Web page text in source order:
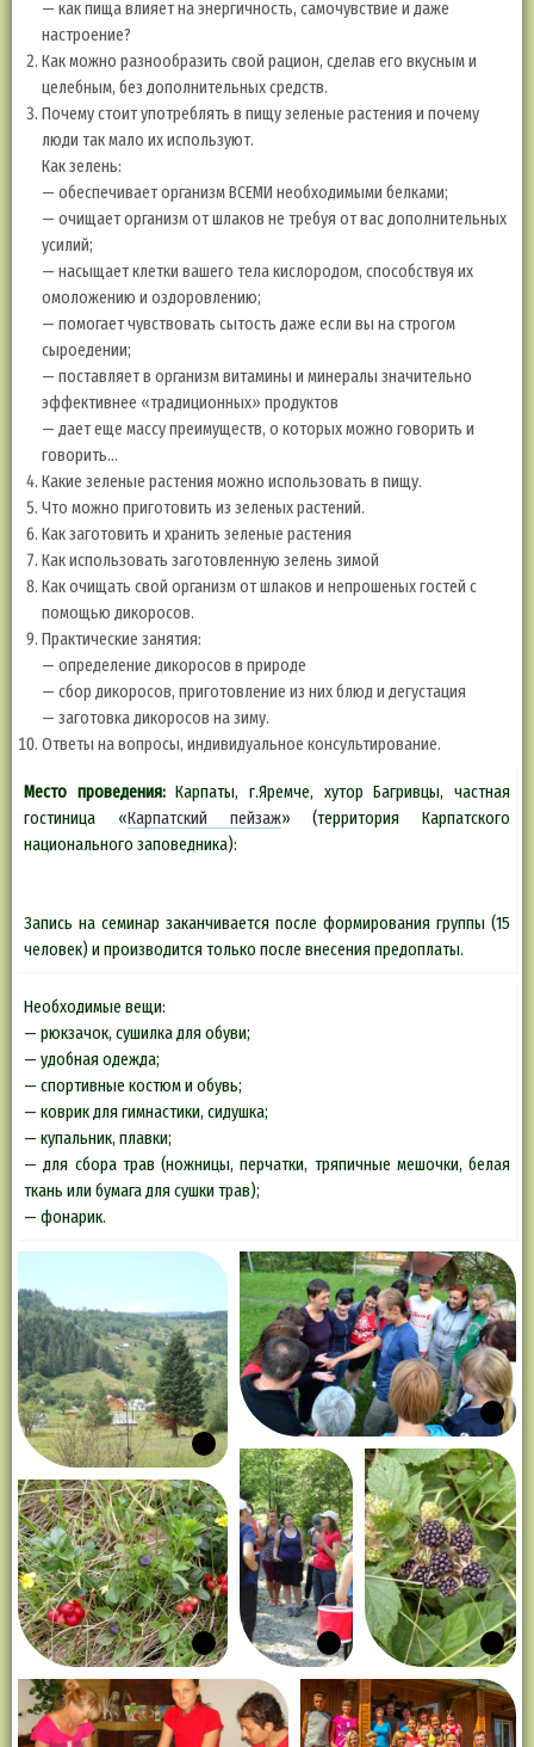
— как пища влияет на энергичность, самочувствие и даже
настроение?
Как можно разнообразить свой рацион, сделав его вкусным и
целебным, без дополнительных средств.
Почему стоит употреблять в пищу зеленые растения и почему
люди так мало их используют.
Как зелень:
— обеспечивает организм ВСЕМИ необходимыми белками;
— очищает организм от шлаков не требуя от вас дополнительных
усилий;
— насыщает клетки вашего тела кислородом, способствуя их
омоложению и оздоровлению;
— помогает чувствовать сытость даже если вы на строгом
сыроедении;
— поставляет в организм витамины и минералы значительно
эффективнее «традиционных» продуктов
— дает еще массу преимуществ, о которых можно говорить и
говорить…
Какие зеленые растения можно использовать в пищу.
Что можно приготовить из зеленых растений.
Как заготовить и хранить зеленые растения
Как использовать заготовленную зелень зимой
Как очищать свой организм от шлаков и непрошеных гостей с
помощью дикоросов.
Практические занятия:
— определение дикоросов в природе
— сбор дикоросов, приготовление из них блюд и дегустация
— заготовка дикоросов на зиму.
Ответы на вопросы, индивидуальное консультирование.
Место проведения:Карпаты, г.Яремче, хутор Багривцы, частная
гостиница «Карпатский пейзаж» (территория Карпатского
национального заповедника):
Запись на семинар заканчивается после формирования группы (15
человек) и производится только после внесения предоплаты.
Необходимые вещи:
— рюкзачок, сушилка для обуви;
— удобная одежда;
— спортивные костюм и обувь;
— коврик для гимнастики, сидушка;
— купальник, плавки;
— для сбора трав (ножницы, перчатки, тряпичные мешочки, белая
ткань или бумага для сушки трав);
— фонарик.